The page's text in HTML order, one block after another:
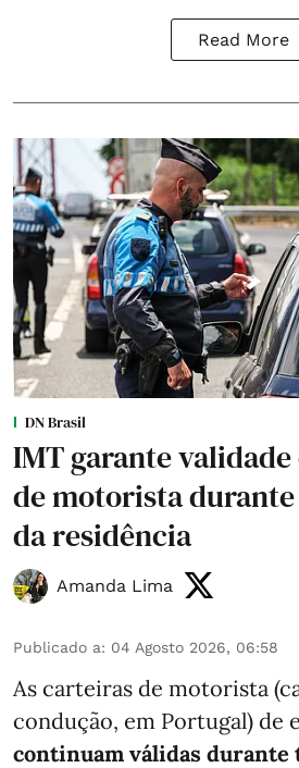
Read More
DN Brasil
IMT garante
de motorista
da residência
Amanda Lima
Publicado a: 04 Agosto 2026, 06:58
As carteiras de motorista
condução, em Portugal) de
continuam válidas durante